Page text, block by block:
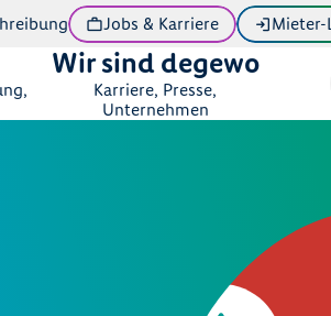
Jobs & Karriere Mieter-
Wir sind degewo
Karriere, Presse,
Unternehmen